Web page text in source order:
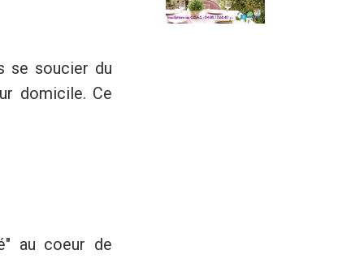
se soucier du
domicile. Ce
au coeur de